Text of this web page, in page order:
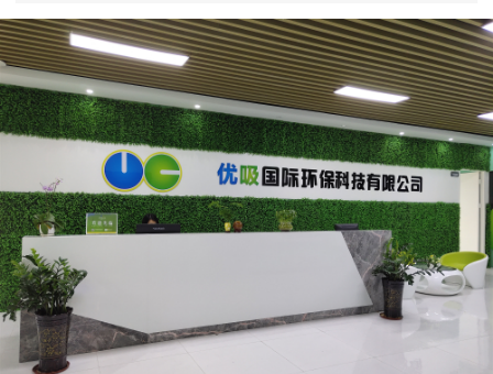
专利保护优势、双甲资质
企业（“室内环境净化治理
甲级施工资质”“室内环境
污染治理资质等级证
书”）、拥有多名高级《环
境工程高级工程师》室内
空气治理资格认证的治理
人员、掌握室内空气净化
治理实用技术和五项专利
技术、八项计算机软件著
作权登记证书等。研发实